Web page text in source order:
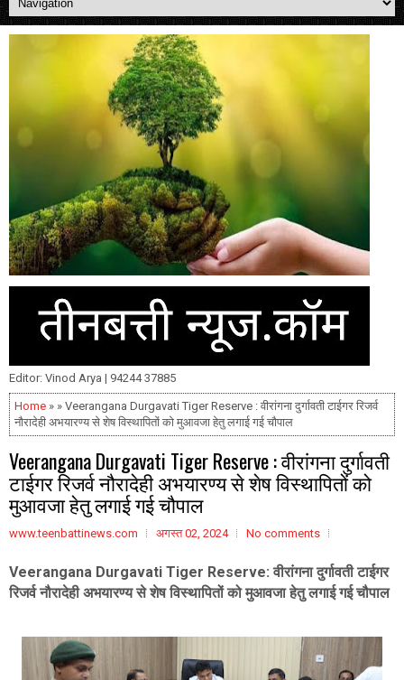
Editor: Vinod Arya | 94244 37885
Home » » Veerangana Durgavati Tiger Reserve : वीरांगना दुर्गावती टाईगर रिजर्व
नौरादेही अभयारण्य से शेष विस्थापितों को मुआवजा हेतु लगाई गई चौपाल
Veerangana Durgavati Tiger Reserve : वीरांगना दुर्गावती
टाईगर रिजर्व नौरादेही अभयारण्य से शेष विस्थापितों को
मुआवजा हेतु लगाई गई चौपाल
www.teenbattinews.com अगस्त 02, 2024 No comments
Veerangana Durgavati Tiger Reserve:वीरांगना दुर्गावती टाईगर
रिजर्व नौरादेही अभयारण्य से शेष विस्थापितों को मुआवजा हेतु लगाई गई चौपाल